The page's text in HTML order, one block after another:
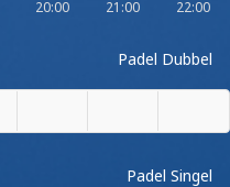
20:00 21:00 22:00
Padel Dubbel
Padel Singel